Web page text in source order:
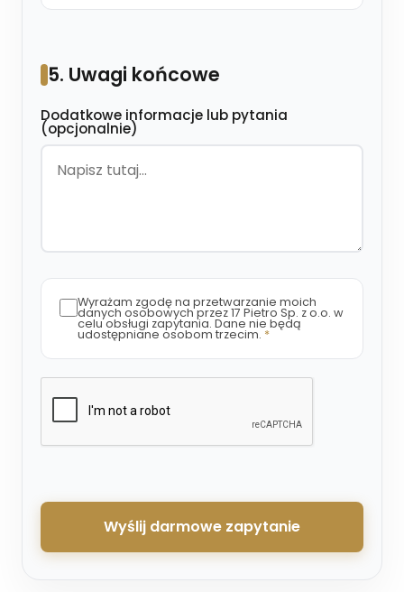
przerwa kawowa
słodki stół
słony stół
napoje
catering całodniowy
5. Uwagi końcowe
Dodatkowe informacje lub pytania
(opcjonalnie)
Wyrażam zgodę na przetwarzanie moich
danych osobowych przez 17 Pietro Sp. z o.o. w
celu obsługi zapytania. Dane nie będą
udostępniane osobom trzecim. *
Wyślij darmowe zapytanie